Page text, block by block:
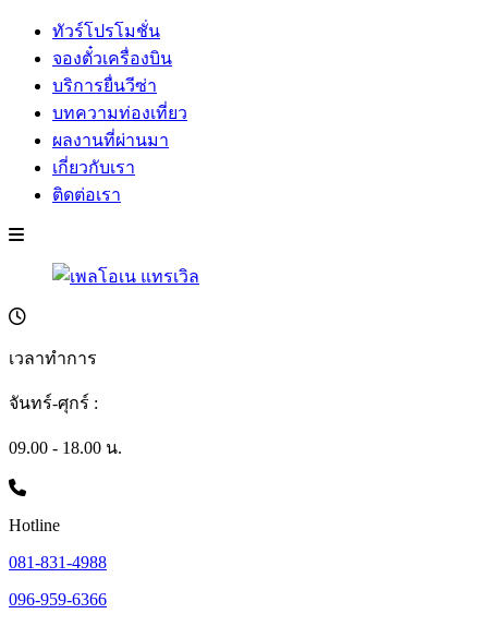
ทัวร์โปรโมชั่น
จองตั๋วเครื่องบิน
บริการยื่นวีซ่า
บทความท่องเที่ยว
ผลงานที่ผ่านมา
เกี่ยวกับเรา
ติดต่อเรา
เวลาทำการ
จันทร์-ศุกร์ :
09.00 - 18.00 น.
Hotline
081-831-4988
096-959-6366